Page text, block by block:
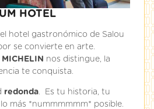
HOTEL
el hotel gastronómico de Salou
se convierte en arte.
MICHELIN nos distingue, la
te conquista.
redonda. Es tu historia, tu
más *nummmmmm* posible.